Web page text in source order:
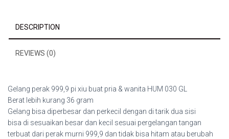
GL
quantity
DESCRIPTION
REVIEWS (0)
Gelang perak 999,9 pi xiu buat pria & wanita HUM 030 GL
Berat lebih kurang 36 gram
Gelang bisa diperbesar dan perkecil dengan di tarik dua sisi
bisa di sesuaikan besar dan kecil sesuai pergelangan tangan
terbuat dari perak murni 999,9 dan tidak bisa hitam atau berubah